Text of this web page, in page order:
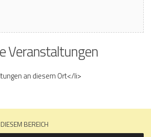
Veranstaltungen
an diesem Ort</li>
BEREICH